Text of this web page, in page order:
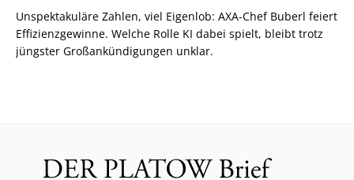
Unspektakuläre Zahlen, viel Eigenlob: AXA-Chef Buberl feiert
Effizienzgewinne. Welche Rolle KI dabei spielt, bleibt trotz
jüngster Großankündigungen unklar.